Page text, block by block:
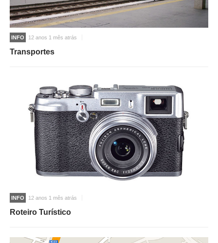
INFO 12 anos 1 mês atrás
Transportes
INFO 12 anos 1 mês atrás
Roteiro Turístico